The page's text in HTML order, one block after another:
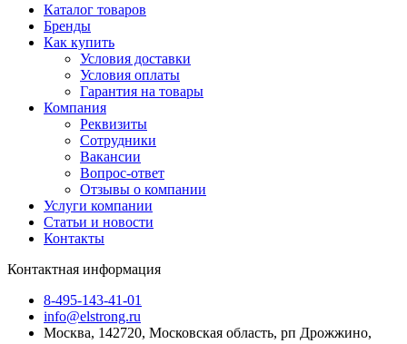
Каталог товаров
Бренды
Как купить
Условия доставки
Условия оплаты
Гарантия на товары
Компания
Реквизиты
Сотрудники
Вакансии
Вопрос-ответ
Отзывы о компании
Услуги компании
Статьи и новости
Контакты
Контактная информация
8-495-143-41-01
info@elstrong.ru
Москва, 142720, Московская область, рп Дрожжино,